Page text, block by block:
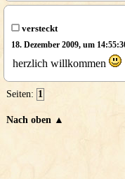
versteckt
18. Dezember 2009, um
herzlich willkommen
Seiten: 1
Nach oben ▲